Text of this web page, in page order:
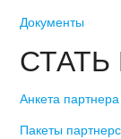
Документы
Анкета партнера
Пакеты